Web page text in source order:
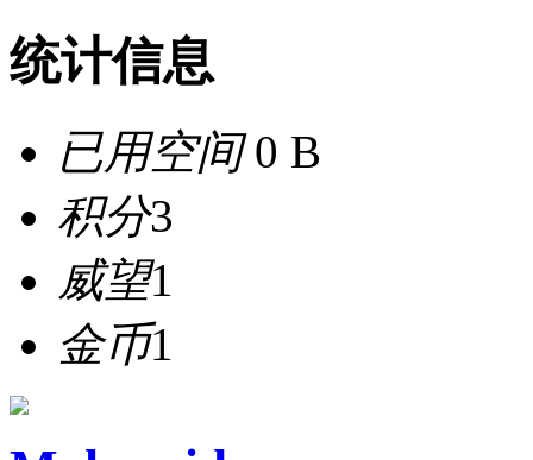
统计信息
已用空间0 B
积分3
威望1
金币1